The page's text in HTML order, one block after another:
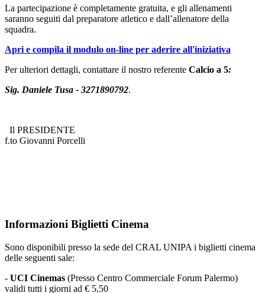
La partecipazione è completamente gratuita, e gli allenamenti
saranno seguiti dal preparatore atletico e dall’allenatore della
squadra.
Apri e compila il modulo on-line per aderire all'iniziativa
Per ulteriori dettagli, contattare il nostro referente Calcio a 5:
Sig. Daniele Tusa - 3271890792.
Il PRESIDENTE
f.to Giovanni Porcelli
Informazioni Biglietti Cinema
Sono disponibili presso la sede del CRAL UNIPA i biglietti cinema
delle seguenti sale:
- UCI Cinemas (Presso Centro Commerciale Forum Palermo)
validi tutti i giorni ad € 5,50